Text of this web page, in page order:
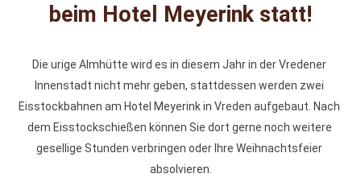
beim Hotel Meyerink statt!
Die urige Almhütte wird es in diesem Jahr in der Vredener
Innenstadt nicht mehr geben, stattdessen werden zwei
Eisstockbahnen am Hotel Meyerink in Vreden aufgebaut. Nach
dem Eisstockschießen können Sie dort gerne noch weitere
gesellige Stunden verbringen oder Ihre Weihnachtsfeier
absolvieren.